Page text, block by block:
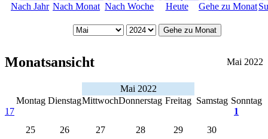
Nach Jahr Nach Monat Nach Woche Heute Gehe zu Monat
Gehe zu Monat
Monatsansicht Mai 2022
Mai 2022
Montag DienstagMittwochDonnerstag Freitag Samstag Sonntag
17
25
26 27 28 29 30
1